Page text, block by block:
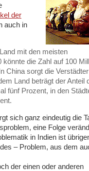
der
auch in
mit den meisten
die Zahl auf 100
China sorgt die
Land beträgt der Anteil
fünf Prozent, in den
sich ganz eindeutig die
eine Folge
in Indien ist
– Problem, aus dem
der einen oder anderen